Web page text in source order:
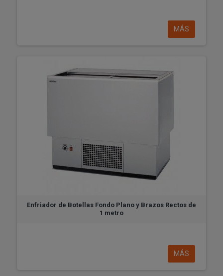
MÁS
Enfriador de Botellas Fondo Plano y Brazos Rectos de
1 metro
MÁS